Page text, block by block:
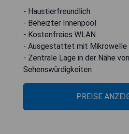
- Haustierfreundlich
- Beheizter Innenpool
- Kostenfreies WLAN
- Ausgestattet mit Mikrowelle
- Zentrale Lage in der Nähe von
Sehenswürdigkeiten
PREISE